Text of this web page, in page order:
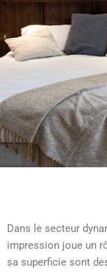
Dans le secteur
impression joue un
sa superficie sont